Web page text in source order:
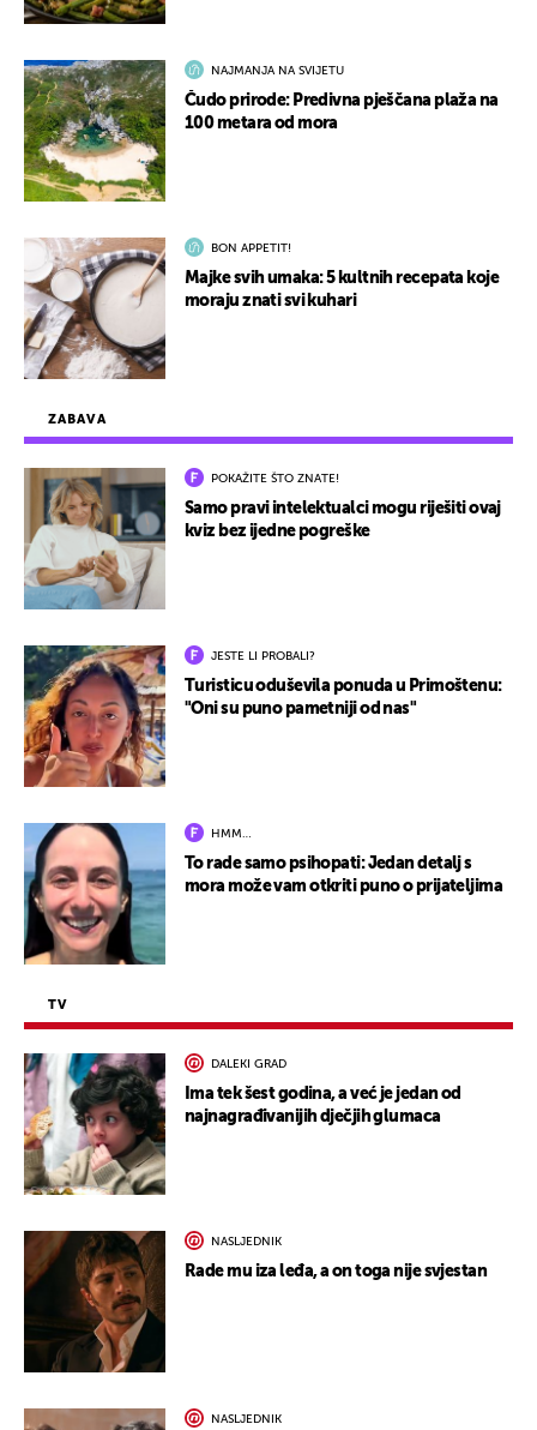
ZABAVA
POKAŽITE ŠTO ZNATE!
Samo pravi intelektualci mogu riješiti ovaj
kviz bez ijedne pogreške
JESTE LI PROBALI?
Turisticu oduševila ponuda u Primoštenu:
"Oni su puno pametniji od nas"
HMM…
To rade samo psihopati: Jedan detalj s
mora može vam otkriti puno o prijateljima
TV
DALEKI GRAD
Ima tek šest godina, a već je jedan od
najnagrađivanijih dječjih glumaca
NASLJEDNIK
Rade mu iza leđa, a on toga nije svjestan
NASLJEDNIK
NAJMANJA NA SVIJETU
Čudo prirode: Predivna pješčana plaža na
100 metara od mora
BON APPETIT!
Majke svih umaka: 5 kultnih recepata koje
moraju znati svi kuhari